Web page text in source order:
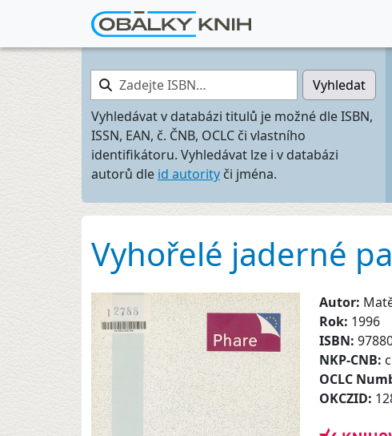
Zadejte ISBN…
Vyhledat
Vyhledávat v databázi titulů je možné dle ISBN,
ISSN, EAN, č. ČNB, OCLC či vlastního
identifikátoru. Vyhledávat lze i v databázi
autorů dle id autority či jména.
Vyhořelé jaderné
Autor:
Rok: 1996
ISBN:
NKP-CNB:
OCLC
OKCZID: